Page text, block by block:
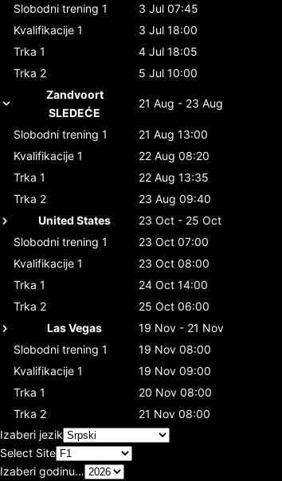
Slobodni trening 1
3 Jul 07:45
Kvalifikacije 1
3 Jul 18:00
Trka 1
4 Jul 18:05
Trka 2
5 Jul 10:00
Zandvoort
SLEDEĆE
21 Aug - 23 Aug
Slobodni trening 1
21 Aug 13:00
Kvalifikacije 1
22 Aug 08:20
Trka 1
22 Aug 13:35
Trka 2
23 Aug 09:40
United States
23 Oct - 25 Oct
Slobodni trening 1
23 Oct 07:00
Kvalifikacije 1
23 Oct 08:00
Trka 1
24 Oct 14:00
Trka 2
25 Oct 06:00
Las Vegas
19 Nov - 21 Nov
Slobodni trening 1
19 Nov 08:00
Kvalifikacije 1
19 Nov 09:00
Trka 1
20 Nov 08:00
Trka 2
21 Nov 08:00
Izaberi jezik
Select Site
Izaberi godinu…